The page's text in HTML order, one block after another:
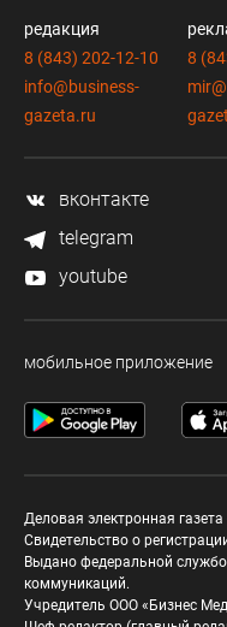
редакция
8 (843) 202-12-10
info@business-
gazeta.ru
8
вконтакте
telegram
youtube
мобильное приложение
Деловая электронная
Свидетельство о
Выдано федеральной
коммуникаций.
Учредитель ООО «Бизнес